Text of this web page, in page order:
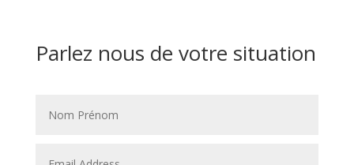
Parlez nous de votre situation